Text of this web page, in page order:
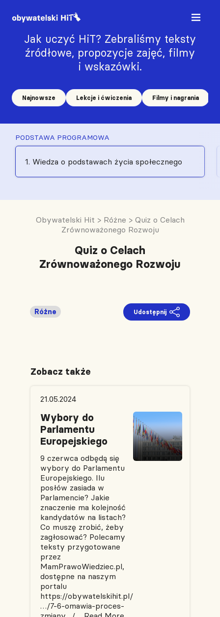
Jak uczyć HiT? Zebraliśmy teksty
źródłowe, propozycje zajęć, filmy
i wskazówki.
Najnowsze Lekcje i ćwiczenia Filmy i nagrania
PODSTAWA PROGRAMOWA
1. Wiedza o podstawach życia społecznego
Obywatelski Hit > Różne > Quiz o Celach
Zrównoważonego Rozwoju
Quiz o Celach
Zrównoważonego Rozwoju
Różne Udostępnij
Zobacz także
21.05.2024
Wybory do
Parlamentu
Europejskiego
9 czerwca odbędą się
wybory do Parlamentu
Europejskiego. Ilu
posłów zasiada w
Parlamencie? Jakie
znaczenie ma kolejność
kandydatów na listach?
Co muszę zrobić, żeby
zagłosować? Polecamy
teksty przygotowane
przez
MamPrawoWiedziec.pl,
dostępne na naszym
portalu
https://obywatelskihit.pl/
…/7-6-omawia-proces-